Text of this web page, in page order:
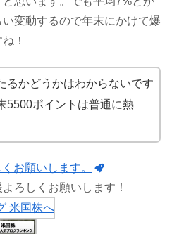
変動するので年末にかけて爆
！
るかどうかはわからないです
5500ポイントは普通に熱
お願いします。
ろしくお願いします！